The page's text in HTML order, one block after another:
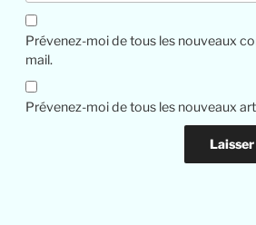
Prévenez-moi de tous les nouveaux
mail.
Prévenez-moi de tous les nouveaux